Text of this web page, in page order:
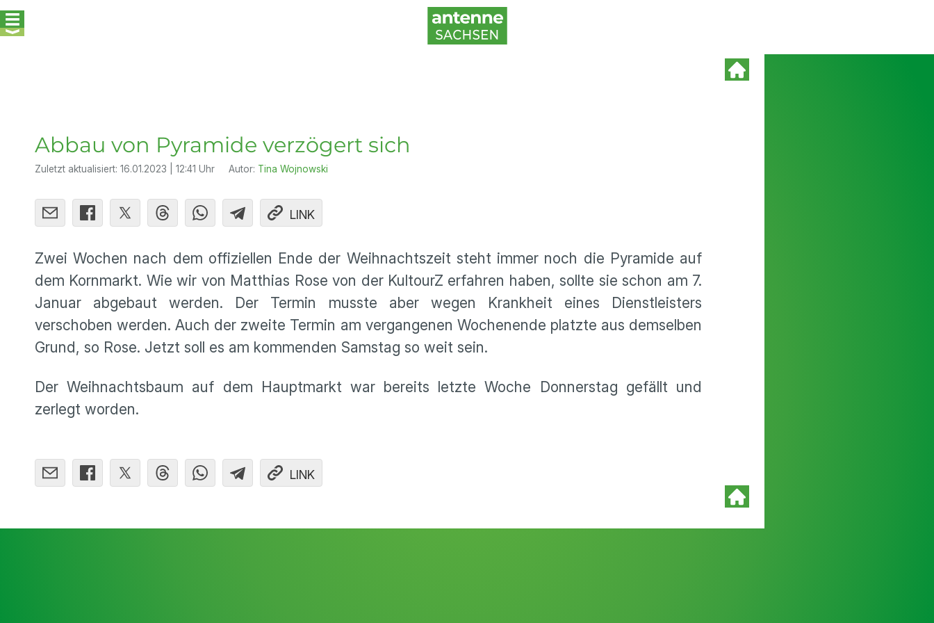
Abbau von Pyramide verzögert sich
Zuletzt aktualisiert: 16.01.2023 | 12:41 Uhr Autor: Tina Wojnowski
LINK
Zwei Wochen nach dem offiziellen Ende der Weihnachtszeit steht immer noch die Pyramide auf
dem Kornmarkt. Wie wir von Matthias Rose von der KultourZ erfahren haben, sollte sie schon am 7.
Januar abgebaut werden. Der Termin musste aber wegen Krankheit eines Dienstleisters
verschoben werden. Auch der zweite Termin am vergangenen Wochenende platzte aus demselben
Grund, so Rose. Jetzt soll es am kommenden Samstag so weit sein.
Der Weihnachtsbaum auf dem Hauptmarkt war bereits letzte Woche Donnerstag gefällt und
zerlegt worden.
LINK